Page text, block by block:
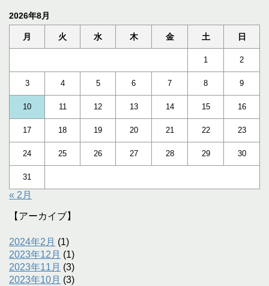
2026年8月
月 火 水 木 金 土 日
1 2
3 4 5 6 7 8 9
10 11 12 13 14 15 16
17 18 19 20 21 22 23
24 25 26 27 28 29 30
31
« 2月
【アーカイブ】
2024年2月 (1)
2023年12月 (1)
2023年11月 (3)
2023年10月 (3)